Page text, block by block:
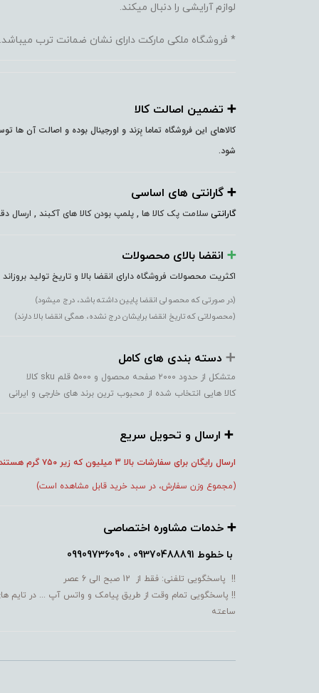
لوازم آرایشی را دنبال میکند.
* فروشگاه ملکی مارکت دارای نشان ضمانت ترب میباشد.
➕️ تضمین اصالت کالا
کالاهای این فروشگاه تماما بِرَند و اورجینال بوده و اصالت آن ها
شود.
➕️ گارانتی های اساسی
گارانتی سلامت پک کالا ها , پلمپ بودن کالا های آکبند ,
➕️ انقضا بالای محصولات
اکثریت محصولات فروشگاه دارای انقضا بالا و تاریخ تولید بروزاند
(در صورتی که محصولی انقضا پایین داشته باشد، درج میشود)
(محصولاتی که تاریخ انقضا برایشان درج نشده، همگی انقضا بالا دارند)
➕️ دسته بندی های کامل
متشکل از حدود ۲۰۰۰ صفحه محصول و ۵۰۰۰ قلم sku کالا
کالا هایی انتخاب شده از محبوب ترین برند های خارجی و ایرانی
➕️ ارسال و تحویل سریع
ارسال رایگان برای سفارشات بالا 3 میلیون که زیر ۷۵۰ گرم
(مجموع وزن سفارش، در سبد خرید قابل مشاهده است)
➕️ خدمات مشاوره اختصاصی
با خطوط 09370488891 ، 09909736090
!! پاسخگویی تلفنی: فقط از 12 صبح الی 6 عصر
!! پاسخگویی تمام وقت از طریق پیامک و واتس آپ ... در تایم
ساعته